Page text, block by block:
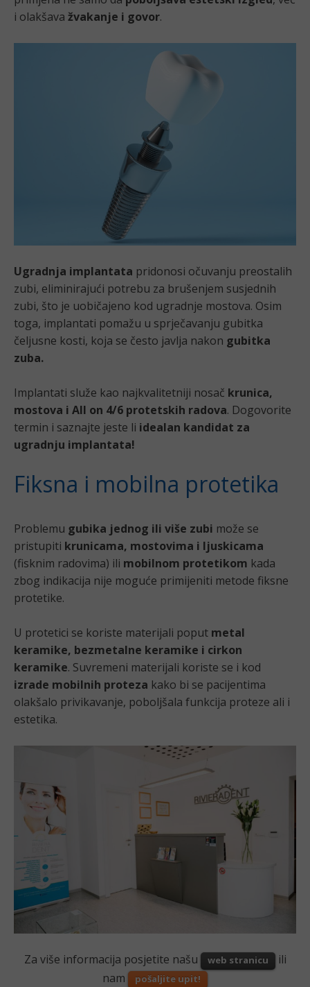
i olakšava žvakanje i govor.
Ugradnja implantata pridonosi očuvanju preostalih
zubi, eliminirajući potrebu za brušenjem susjednih
zubi, što je uobičajeno kod ugradnje mostova. Osim
toga, implantati pomažu u sprječavanju gubitka
čeljusne kosti, koja se često javlja nakon gubitka
zuba.
Implantati služe kao najkvalitetniji nosač krunica,
mostova i All on 4/6 protetskih radova. Dogovorite
termin i saznajte jeste li idealan kandidat za
ugradnju implantata!
Fiksna i mobilna protetika
Problemu gubika jednog ili više zubi može se
pristupiti krunicama, mostovima i ljuskicama
(fisknim radovima) ili mobilnom protetikom kada
zbog indikacija nije moguće primijeniti metode fiksne
protetike.
U protetici se koriste materijali poput metal
keramike, bezmetalne keramike i cirkon
keramike. Suvremeni materijali koriste se i kod
izrade mobilnih proteza kako bi se pacijentima
olakšalo privikavanje, poboljšala funkcija proteze ali i
estetika.
Za više informacija posjetite našu web stranicu ili
nam
pošaljite upit!